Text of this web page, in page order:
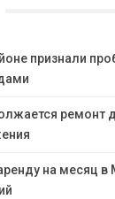
признали
ремонт
на месяц в